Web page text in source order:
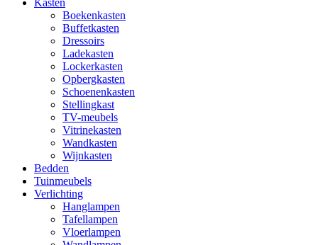
Kasten
Boekenkasten
Buffetkasten
Dressoirs
Ladekasten
Lockerkasten
Opbergkasten
Schoenenkasten
Stellingkast
TV-meubels
Vitrinekasten
Wandkasten
Wijnkasten
Bedden
Tuinmeubels
Verlichting
Hanglampen
Tafellampen
Vloerlampen